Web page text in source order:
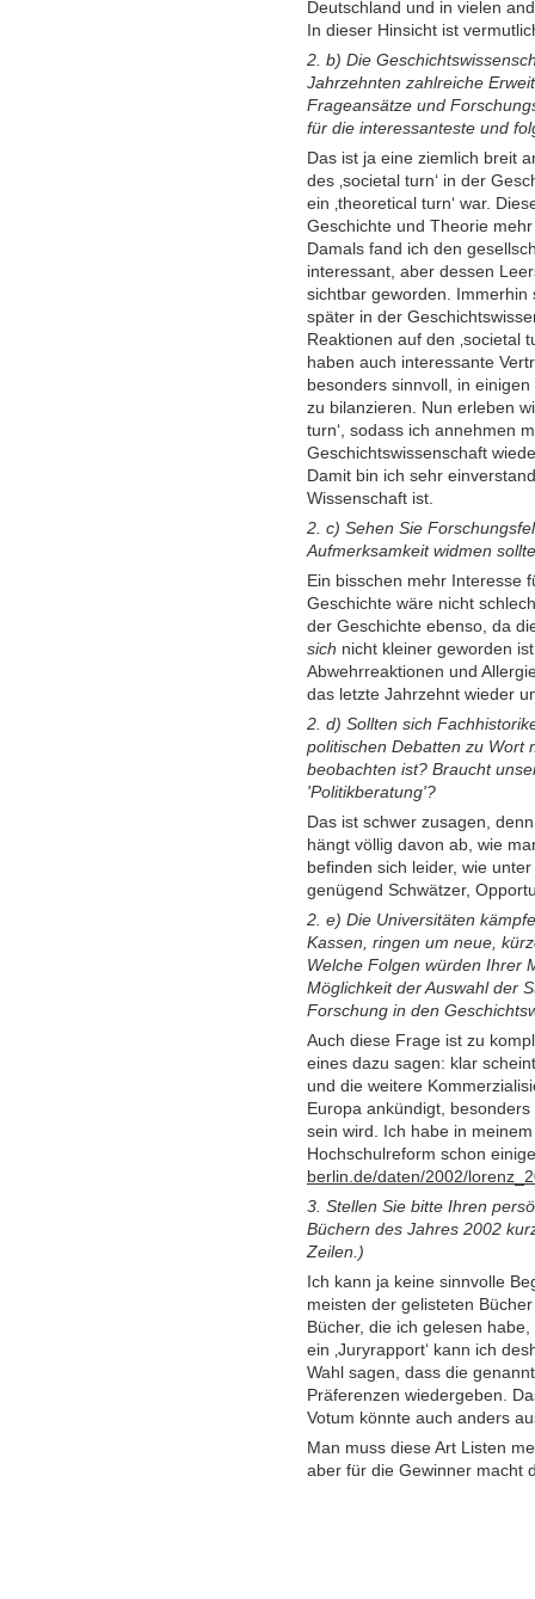
Deutschland und in vielen
In dieser Hinsicht ist
2. b) Die
Jahrzehnten zahlreiche
Frageansätze und
für die interessanteste und
Das ist ja eine ziemlich breit
des ‚societal turn‘ in der
ein ‚theoretical turn‘ war.
Geschichte und Theorie
Damals fand ich den
interessant, aber dessen
sichtbar geworden. Immerhin
später in der
Reaktionen auf den ‚societal
haben auch interessante
besonders sinnvoll, in
zu bilanzieren. Nun erleben
turn‘, sodass ich annehmen
Geschichtswissenschaft
Damit bin ich sehr
Wissenschaft ist.
2. c) Sehen Sie
Aufmerksamkeit widmen
Ein bisschen mehr Interesse
Geschichte wäre nicht
der Geschichte ebenso, da
sich nicht kleiner geworden
Abwehrreaktionen und
das letzte Jahrzehnt wieder
2. d) Sollten sich
politischen Debatten zu Wort
beobachten ist? Braucht
'Politikberatung'?
Das ist schwer zusagen,
hängt völlig davon ab, wie
befinden sich leider, wie
genügend Schwätzer,
2. e) Die Universitäten
Kassen, ringen um neue,
Welche Folgen würden Ihrer
Möglichkeit der Auswahl der
Forschung in den
Auch diese Frage ist zu
eines dazu sagen: klar
und die weitere
Europa ankündigt,
sein wird. Ich habe in
Hochschulreform schon
berlin.de/daten/2002/
3. Stellen Sie bitte Ihren
Büchern des Jahres 2002
Zeilen.)
Ich kann ja keine sinnvolle
meisten der gelisteten
Bücher, die ich gelesen
ein ‚Juryrapport‘ kann ich
Wahl sagen, dass die
Präferenzen wiedergeben.
Votum könnte auch anders
Man muss diese Art Listen
aber für die Gewinner macht